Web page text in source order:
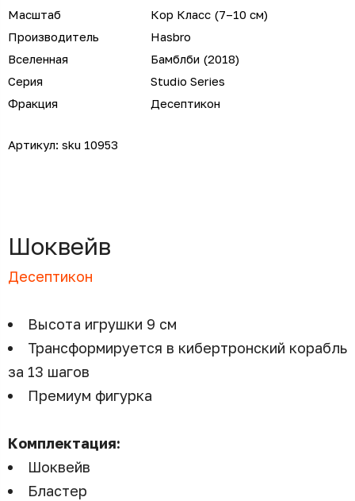
Масштаб
Кор Класс (7–10 см)
Производитель
Hasbro
Вселенная
Бамблби (2018)
Серия
Studio Series
Фракция
Десептикон
Артикул: sku 10953
Шоквейв
Десептикон
Высота игрушки 9 см
Трансформируется в кибертронский корабль
за 13 шагов
Премиум фигурка
Комплектация:
Шоквейв
Бластер